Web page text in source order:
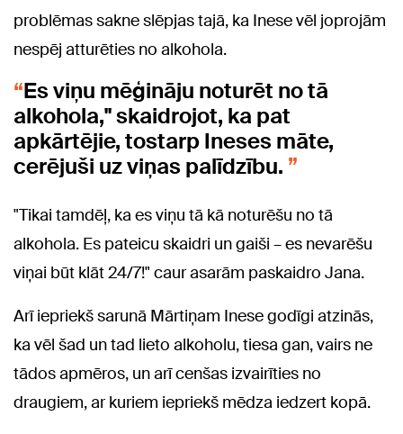
problēmas sakne slēpjas tajā, ka Inese vēl joprojām
nespēj atturēties no alkohola.
Es viņu mēģināju noturēt no tā
alkohola," skaidrojot, ka pat
apkārtējie, tostarp Ineses māte,
cerējuši uz viņas palīdzību.
"Tikai tamdēļ, ka es viņu tā kā noturēšu no tā
alkohola. Es pateicu skaidri un gaiši – es nevarēšu
viņai būt klāt 24/7!" caur asarām paskaidro Jana.
Arī iepriekš sarunā Mārtiņam Inese godīgi atzinās,
ka vēl šad un tad lieto alkoholu, tiesa gan, vairs ne
tādos apmēros, un arī cenšas izvairīties no
draugiem, ar kuriem iepriekš mēdza iedzert kopā.